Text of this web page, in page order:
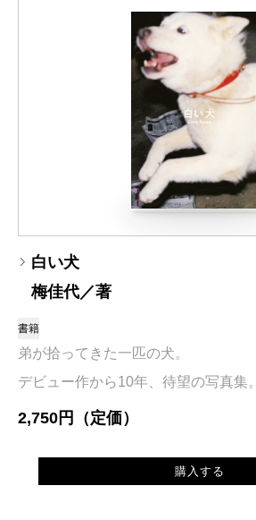
白い犬
梅佳代／著
書籍
弟が拾ってきた一匹の犬。
デビュー作から10年、待望の写真集。
2,750円（定価）
購入する